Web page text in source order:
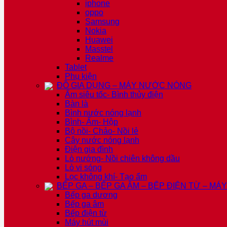
iphone
oppo
Samsung
Nokia
Huawei
Masstel
Realme
Tablet
Phụ kiện
ĐỒ GIA DỤNG – MÁY NƯỚC NÓNG
Ấm siêu tốc- Bình thủy điện
Bàn là
Bình nước nóng lạnh
Bình- Ấm- Hộp
Bộ nồi- Chảo- Nồi lẻ
Cây nước nóng lạnh
Điện gia đình
Lò nướng- Nồi chiên không dầu
Lò vi sóng
Lọc không khí- Tạo ẩm
BẾP GA – BẾP GA ÂM – BẾP ĐIỆN TỪ – MÁY
Bếp ga dương
Bếp ga âm
Bếp điện từ
Máy hút mùi